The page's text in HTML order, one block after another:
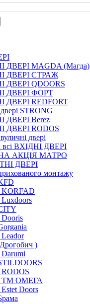
ДВЕРІ МAGDA (Магда)
ДВЕРІ СТРАЖ
ДВЕРІ QDOORS
ДВЕРІ ФОРТ
ДВЕРІ REDFORT
STRONG
ДВЕРІ Berez
ДВЕРІ RODOS
двері
всі ВХІДНІ ДВЕРІ
АКЦІЯ МАТРО
ДВЕРІ
монтажу
)
ТМ ОМЕГА
Doors